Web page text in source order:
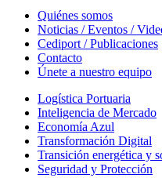
Quiénes somos
Noticias / Eventos /
Cediport / Publicaciones
Contacto
Únete a nuestro equipo
Logística Portuaria
Inteligencia de Mercado
Economía Azul
Transformación Digital
Transición energética y
Seguridad y Protección